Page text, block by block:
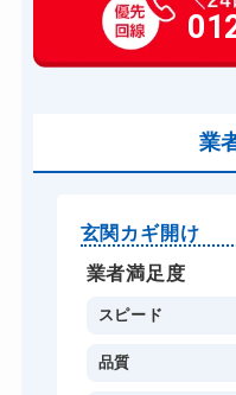
玄関カギ開け
玄関カギ修理
バイクカギ開け
バイクカギ作成
スーツケースカギ開け
スーツケースカギ作成
業
玄関カギ開け
業者満足度
スピード
品質